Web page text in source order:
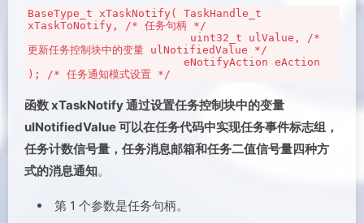
BaseType_t xTaskNotify( TaskHandle_t
xTaskToNotify, /* 任务句柄 */
更新任务控制块中的变量 ulNotifiedValue */
); /* 任务通知模式设置 */
函数 xTaskNotify 通过设置任务控制块中的变量
ulNotifiedValue 可以在任务代码中实现任务事件标志组，
任务计数信号量，任务消息邮箱和任务二值信号量四种方
式的消息通知。
第 1 个参数是任务句柄。